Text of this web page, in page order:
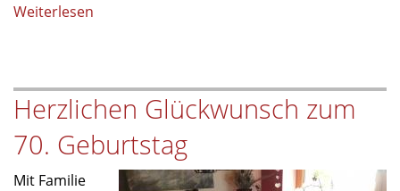
Weiterlesen
Herzlichen Glückwunsch zum
70. Geburtstag
Mit Familie